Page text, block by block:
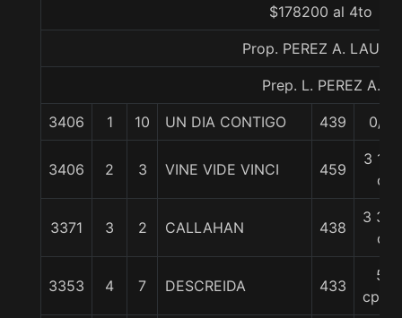
$178200 al 4to
Prop. PEREZ A. LAURO
Prep. L. PEREZ A.
3406 1 10 UN DIA CONTIGO 439 0/0
3406 2 3 VINE VIDE VINCI 459
3 1/4
c
3371 3 2 CALLAHAN 438
3 3/4
c
3353 4 7 DESCREIDA 433
5
cpos.